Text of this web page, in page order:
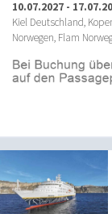
10.07.2027 -
Kiel Deutschland,
Norwegen, Flam